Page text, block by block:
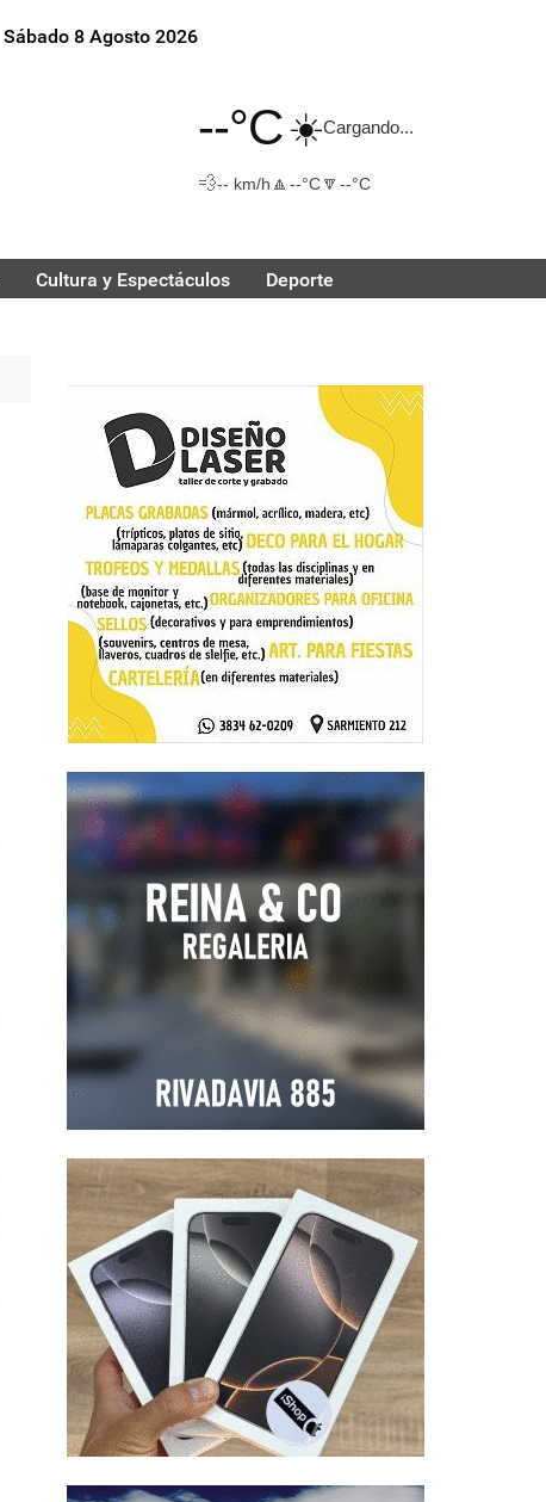
Sábado 8 Agosto 2026
--°C☀️Cargando...
💨-- km/h 🔼 --°C🔽 --°C
Cultura y Espectáculos Deporte